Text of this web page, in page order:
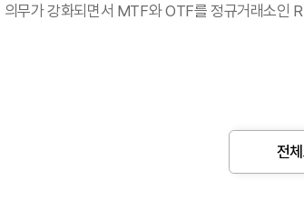
의무가 강화되면서 MTF와 OTF를 정규거래
쟁매매 방식으로 운영되는 ATS로 주문의 공개
제고를 위한 금융빅뱅 정책의 일환으로 1998년
전